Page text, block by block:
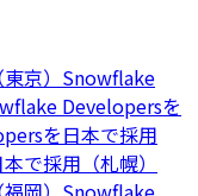
京） Snowflake
Developersを
を日本で採用
で採用（札幌）